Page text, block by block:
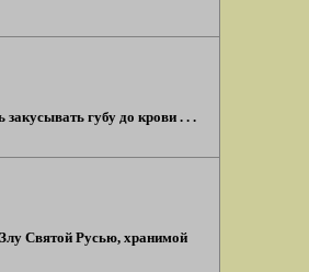
губу до крови . . .
Святой Русью, хранимой